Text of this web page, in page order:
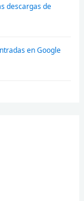
descargas de
en Google